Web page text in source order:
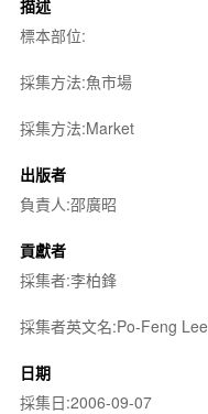
描述
標本部位:
採集方法:魚市場
採集方法:Market
出版者
負責人:邵廣昭
貢獻者
採集者:李柏鋒
採集者英文名:Po-Feng Lee
日期
採集日:2006-09-07